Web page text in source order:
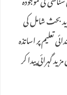
بحث شامل کی
تعلیم پر اساتذہ
گہرائی پیدا کر